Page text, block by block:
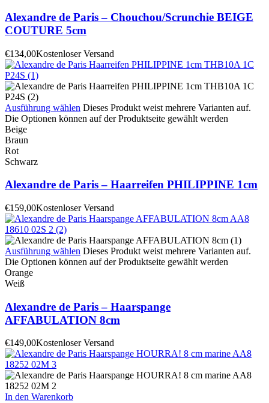
Alexandre de Paris – Chouchou/Scrunchie BEIGE
COUTURE 5cm
€134,00Kostenloser Versand
Ausführung wählen Dieses Produkt weist mehrere Varianten auf.
Die Optionen können auf der Produktseite gewählt werden
Beige
Braun
Rot
Schwarz
Alexandre de Paris – Haarreifen PHILIPPINE 1cm
€159,00Kostenloser Versand
Ausführung wählen Dieses Produkt weist mehrere Varianten auf.
Die Optionen können auf der Produktseite gewählt werden
Orange
Weiß
Alexandre de Paris – Haarspange
AFFABULATION 8cm
€149,00Kostenloser Versand
In den Warenkorb